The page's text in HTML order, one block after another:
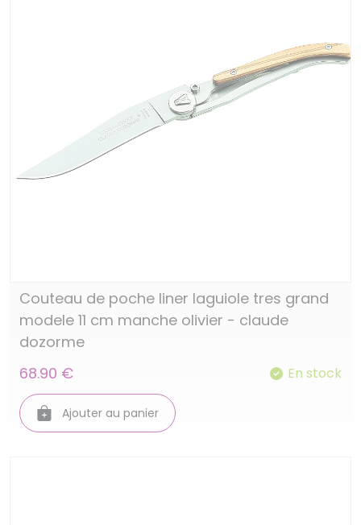
Couteau de poche liner laguiole tres grand
modele 11 cm manche olivier - claude
dozorme
68.90 €
En stock
Ajouter au panier